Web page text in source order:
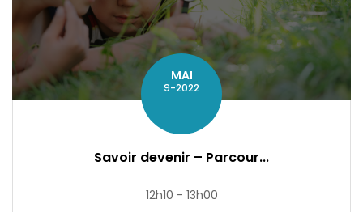
MAI
9-2022
Savoir devenir – Parcour...
12h10 - 13h00